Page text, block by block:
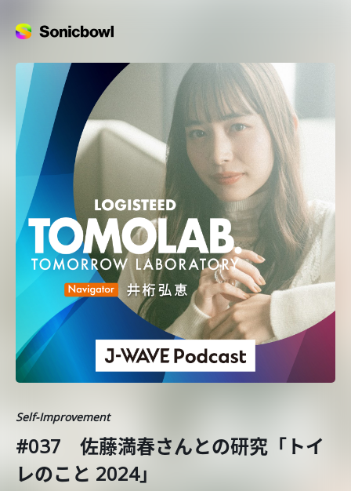
Self-Improvement
#037 佐藤満春さんとの研究「トイ
レのこと 2024」